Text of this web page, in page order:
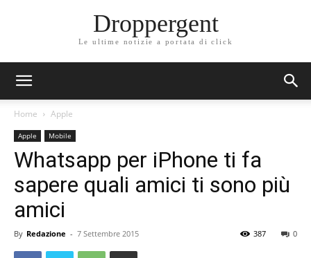
Droppergent
Le ultime notizie a portata di click
Home Apple
Apple Mobile
Whatsapp per iPhone ti fa
sapere quali amici ti sono più
amici
By Redazione - 7 Settembre 2015 0
387